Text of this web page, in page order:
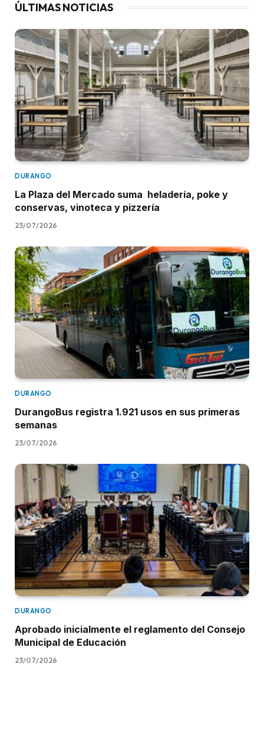
ÚLTIMAS NOTICIAS
DURANGO
La Plaza del Mercado suma heladería, poke y
conservas, vinoteca y pizzería
23/07/2026
DURANGO
DurangoBus registra 1.921 usos en sus primeras
semanas
23/07/2026
DURANGO
Aprobado inicialmente el reglamento del Consejo
Municipal de Educación
23/07/2026